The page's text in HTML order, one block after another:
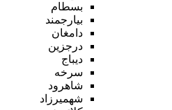
بسطام
بیارجمند
دامغان
درجزین
دیباج
سرخه
شاهرود
شهمیرزاد